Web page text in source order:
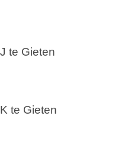
te Gieten
te Gieten